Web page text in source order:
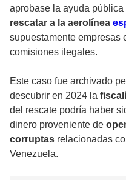
aprobase la ayuda
rescatar a la aerolínea
supuestamente empresas
comisiones ilegales.
Este caso fue archivado
descubrir en 2024 la
del rescate podría haber
dinero proveniente de
corruptas relacionadas
Venezuela.